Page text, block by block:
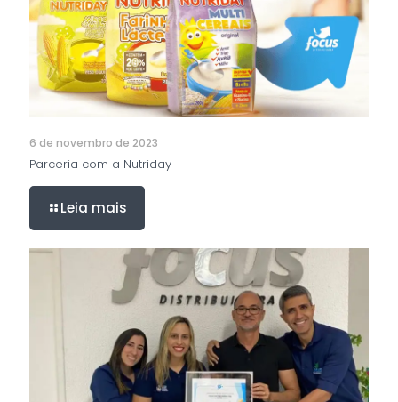
6 de novembro de 2023
Parceria com a Nutriday
Leia mais